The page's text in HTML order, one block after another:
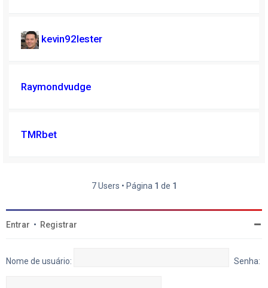
kevin92lester
Raymondvudge
TMRbet
7 Users • Página 1 de 1
Entrar • Registrar
Nome de usuário: Senha: